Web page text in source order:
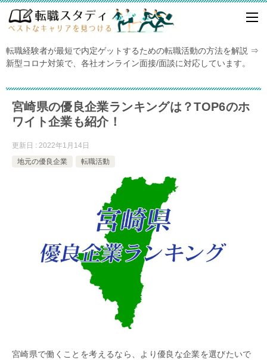
転職経験者が最短で内定ゲットするための転職活動の方法を解説 ⇒
新型コロナ対策で、各社オンライン面接/面談に対応しています。
宮崎県の優良企業ランキングは？TOP6のホ
ワイト企業も紹介！
更新日 : 2022年1月14日
地元の優良企業
転職活動
宮崎県で働くことを考えるなら、より優良な企業を選びたいで